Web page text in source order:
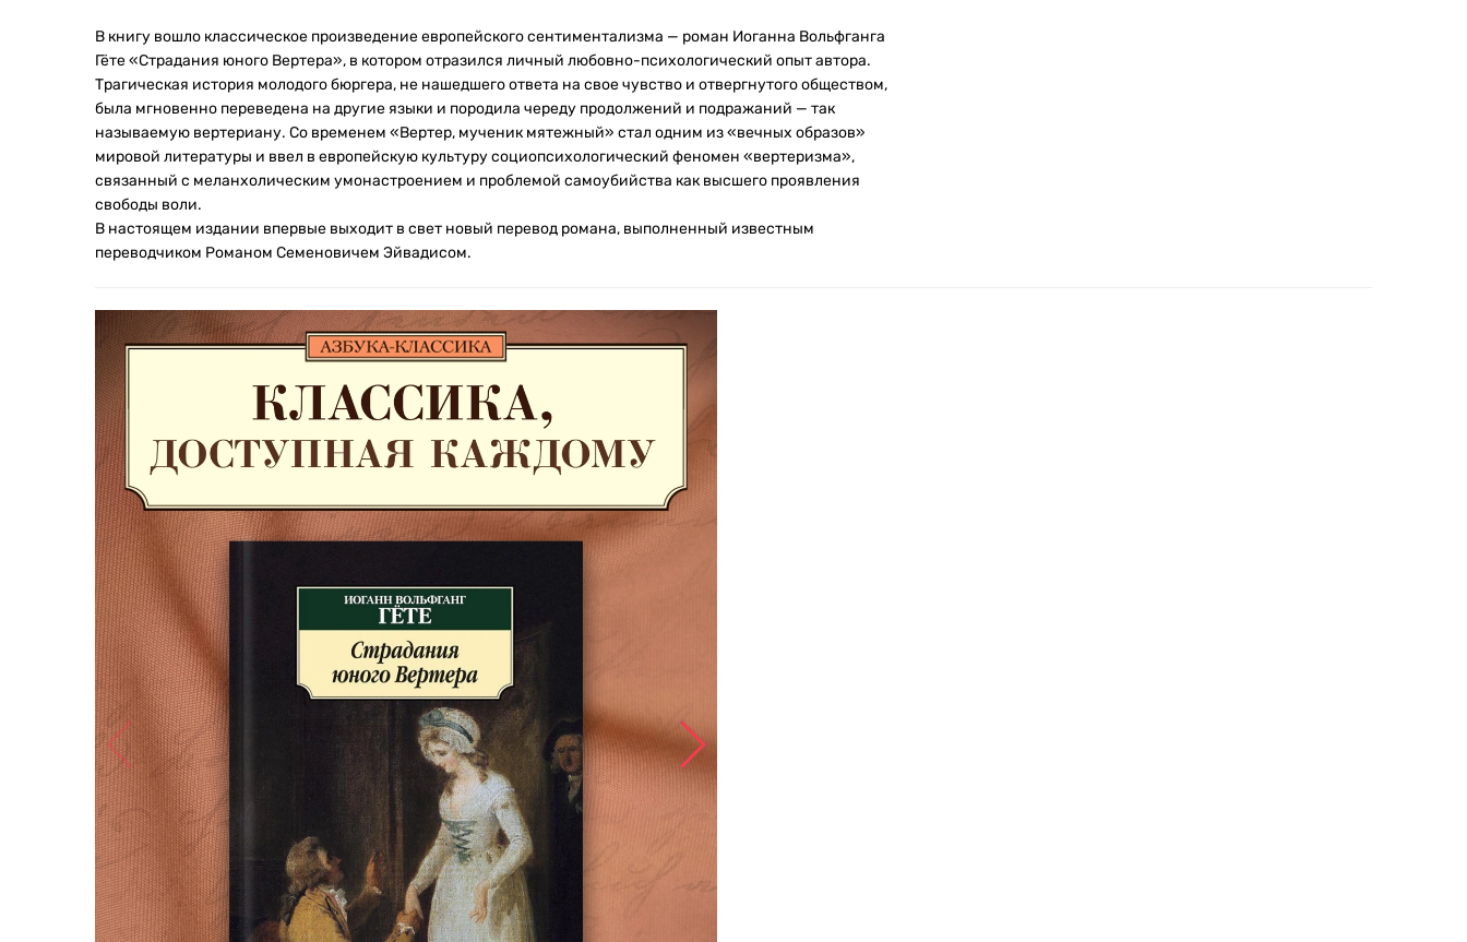
В книгу вошло классическое произведение европейского сентиментализма — роман Иоганна Вольфганга
Гёте «Страдания юного Вертера», в котором отразился личный любовно-психологический опыт автора.
Трагическая история молодого бюргера, не нашедшего ответа на свое чувство и отвергнутого обществом,
была мгновенно переведена на другие языки и породила череду продолжений и подражаний — так
называемую вертериану. Со временем «Вертер, мученик мятежный» стал одним из «вечных образов»
мировой литературы и ввел в европейскую культуру социопсихологический феномен «вертеризма»,
связанный с меланхолическим умонастроением и проблемой самоубийства как высшего проявления
свободы воли.
В настоящем издании впервые выходит в свет новый перевод романа, выполненный известным
переводчиком Романом Семеновичем Эйвадисом.